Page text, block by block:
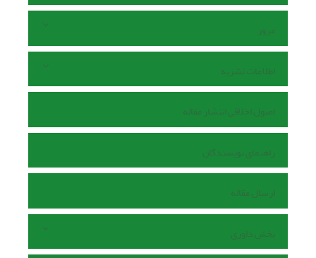
مرور
اطلاعات نشریه
اصول اخلاقی انتشار مقاله
راهنمای نویسندگان
ارسال مقاله
بخش داوری